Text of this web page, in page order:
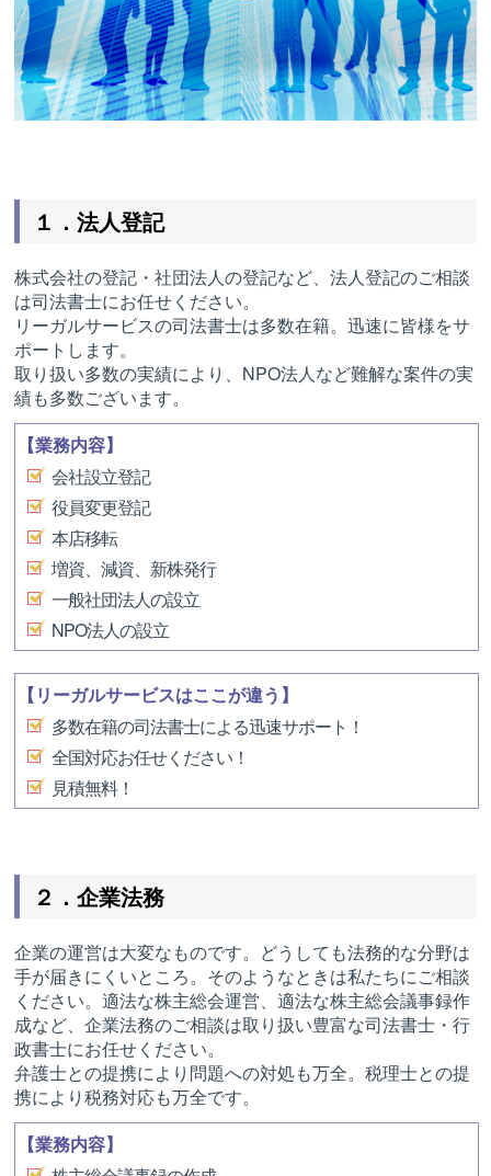
１．法人登記
株式会社の登記・社団法人の登記など、法人登記のご相談
は司法書士にお任せください。
リーガルサービスの司法書士は多数在籍。迅速に皆様をサ
ポートします。
取り扱い多数の実績により、NPO法人など難解な案件の実
績も多数ございます。
【業務内容】
会社設立登記
役員変更登記
本店移転
増資、減資、新株発行
一般社団法人の設立
NPO法人の設立
【リーガルサービスはここが違う】
多数在籍の司法書士による迅速サポート！
全国対応お任せください！
見積無料！
２．企業法務
企業の運営は大変なものです。どうしても法務的な分野は
手が届きにくいところ。そのようなときは私たちにご相談
ください。適法な株主総会運営、適法な株主総会議事録作
成など、企業法務のご相談は取り扱い豊富な司法書士・行
政書士にお任せください。
弁護士との提携により問題への対処も万全。税理士との提
携により税務対応も万全です。
【業務内容】